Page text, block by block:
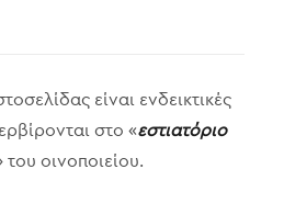
είναι ενδεικτικές
στο «εστιατόριο
του οινοποιείου.